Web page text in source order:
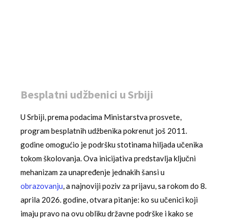
Besplatni udžbenici u Srbiji
U Srbiji, prema podacima Ministarstva prosvete,
program besplatnih udžbenika pokrenut još 2011.
godine omogućio je podršku stotinama hiljada učenika
tokom školovanja. Ova inicijativa predstavlja ključni
mehanizam za unapređenje jednakih šansi u
obrazovanju, a najnoviji poziv za prijavu, sa rokom do 8.
aprila 2026. godine, otvara pitanje: ko su učenici koji
imaju pravo na ovu obliku državne podrške i kako se